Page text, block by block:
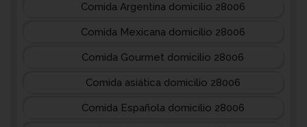
Comida Argentina domicilio 28006
Comida Mexicana domicilio 28006
Comida Gourmet domicilio 28006
Comida asiática domicilio 28006
Comida Española domicilio 28006